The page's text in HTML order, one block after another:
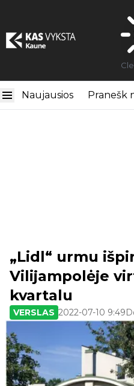
Naujausios Pranešk
„Lidl“ urmu
Vilijampolėje
kvartalu
VERSLAS 2022-07-10 9:49